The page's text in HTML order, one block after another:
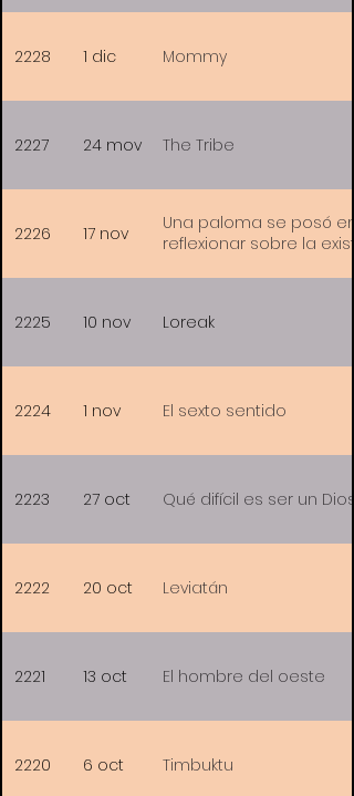
2228 1 dic Mommy
2227 24 mov The Tribe
2226 17 nov
Una paloma se posó
reflexionar sobre la
2225 10 nov Loreak
2224 1 nov El sexto sentido
2223 27 oct Qué difícil es ser un Dios
2222 20 oct Leviatán
2221 13 oct El hombre del oeste
2220 6 oct Timbuktu